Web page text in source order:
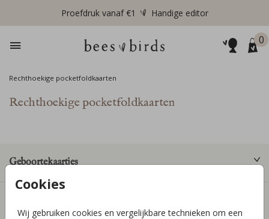
Proefdruk vanaf €1 Handige editor
0
Cookies
Wij gebruiken cookies en vergelijkbare technieken om een
Rechthoekige pocketfoldkaarten
Rechthoekige pocketfoldkaarten
Geboortekaartjes